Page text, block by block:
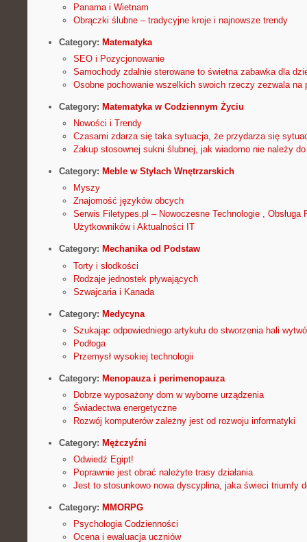
Panama i Wietnam
Obrączki ślubne – tradycyjne kroje i najnowsze trendy
Category: Matematyka
SEO i Pozycjonowanie
Samochody zdalnie sterowane to świetna zabawka dla
Osobne pochowanie wszelkich swoich rzeczy zezwala na
Category: Matematyka w Codziennym Życiu
Nowości i Trendy
Czasami zdarza się taka sytuacja, że przydarza się
Zakup stosownej sukni ślubnej, jak wiadomo nie należy do
Category: Meble w Stylach Wnętrzarskich
Myszy
Znajomość języków obcych
Serwis Filetypes.pl – Nowoczesne Technologie , Obsługa
Użytkowników i Aktualności IT
Category: Mechanika od Podstaw
Torty i słodkości
Rodzaje jednostek pływających
Szwajcaria i Kanada
Category: Medycyna
Szukając odpowiedniego artykułu do stworzenia hali
Podłoga
Przemysł wysokiej technologii
Category: Menopauza i perimenopauza
Dobrze wyposażony dom w wyborne urządzenia
Świadectwa energetyczne
Rozwój komputerów zależny jest od rozwoju informatyki
Category: Mężczyźni
Odwiedź Egipt!
Poprawnie jest obrać należyte trasy działania
Jest to stosunkowo nowa dyscyplina, jaka świeci triumfy
Category: MMORPG
Psychologia Codzienności
Ocena i ewaluacja uczniów